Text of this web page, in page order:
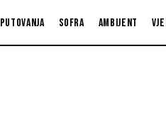
Putovanja Sofra Ambijent